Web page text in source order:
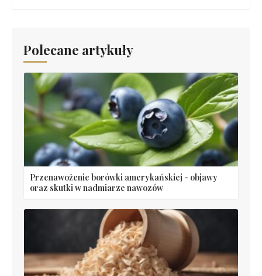
Polecane artykuły
Przenawożenie borówki amerykańskiej - objawy
oraz skutki w nadmiarze nawozów